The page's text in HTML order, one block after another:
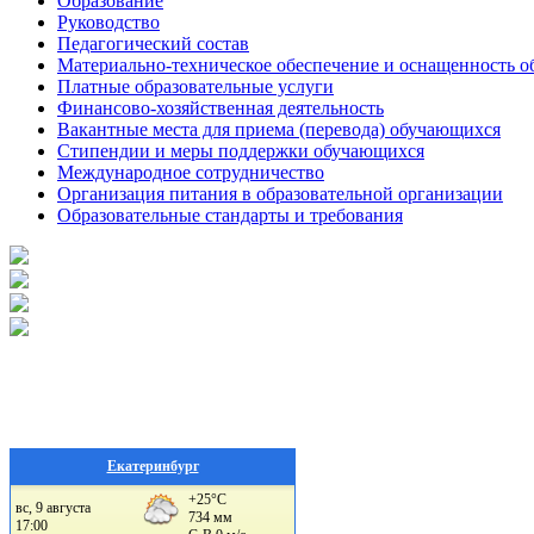
Руководство
Педагогический состав
Материально-техническое обеспечение и оснащенность
Платные образовательные услуги
Финансово-хозяйственная деятельность
Вакантные места для приема (перевода) обучающихся
Стипендии и меры поддержки обучающихся
Международное сотрудничество
Организация питания в образовательной организации
Образовательные стандарты и требования
Екатеринбург